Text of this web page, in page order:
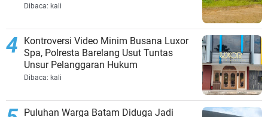
Dibaca: kali
Kontroversi Video Minim Busana Luxor
Spa, Polresta Barelang Usut Tuntas
Unsur Pelanggaran Hukum
Dibaca: kali
Puluhan Warga Batam Diduga Jadi